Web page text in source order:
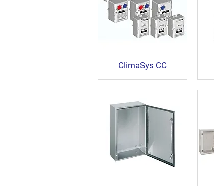
ClimaSys CC